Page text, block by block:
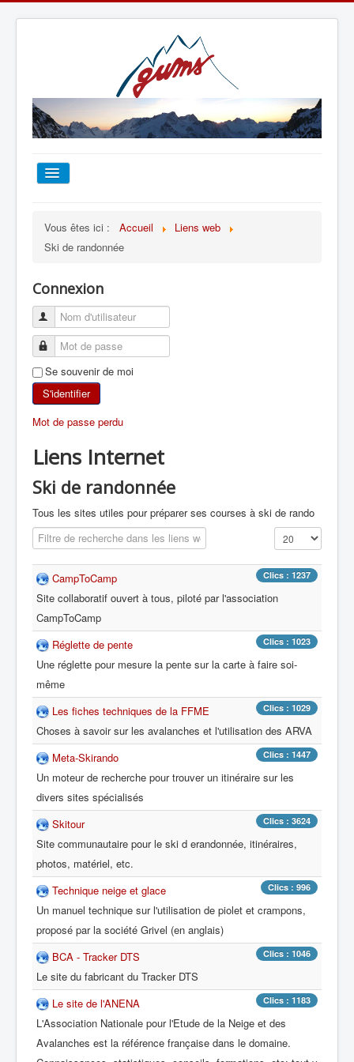
TOUT SUR LE GUMS
ESCALADE
ALPINISME
SKI DE RANDONNÉE
RANDONNÉE SPORTIVE
Vous êtes ici : Accueil
Liens web
Ski de randonnée
Connexion
Se souvenir de moi
S'identifier
Mot de passe perdu
Liens Internet
Ski de randonnée
Tous les sites utiles pour préparer ses courses à ski de rando
Champ de filtre
Affichage #
Clics : 1237
CampToCamp
Site collaboratif ouvert à tous, piloté par l'association
CampToCamp
Clics : 1023
Réglette de pente
Une réglette pour mesure la pente sur la carte à faire soi-
même
Clics : 1029
Les fiches techniques de la FFME
Choses à savoir sur les avalanches et l'utilisation des ARVA
Clics : 1447
Meta-Skirando
Un moteur de recherche pour trouver un itinéraire sur les
divers sites spécialisés
Clics : 3624
Skitour
Site communautaire pour le ski d erandonnée, itinéraires,
photos, matériel, etc.
Clics : 996
Technique neige et glace
Un manuel technique sur l'utilisation de piolet et crampons,
proposé par la société Grivel (en anglais)
Clics : 1046
BCA - Tracker DTS
Le site du fabricant du Tracker DTS
Clics : 1183
Le site de l'ANENA
L'Association Nationale pour l'Etude de la Neige et des
Avalanches est la référence française dans le domaine.